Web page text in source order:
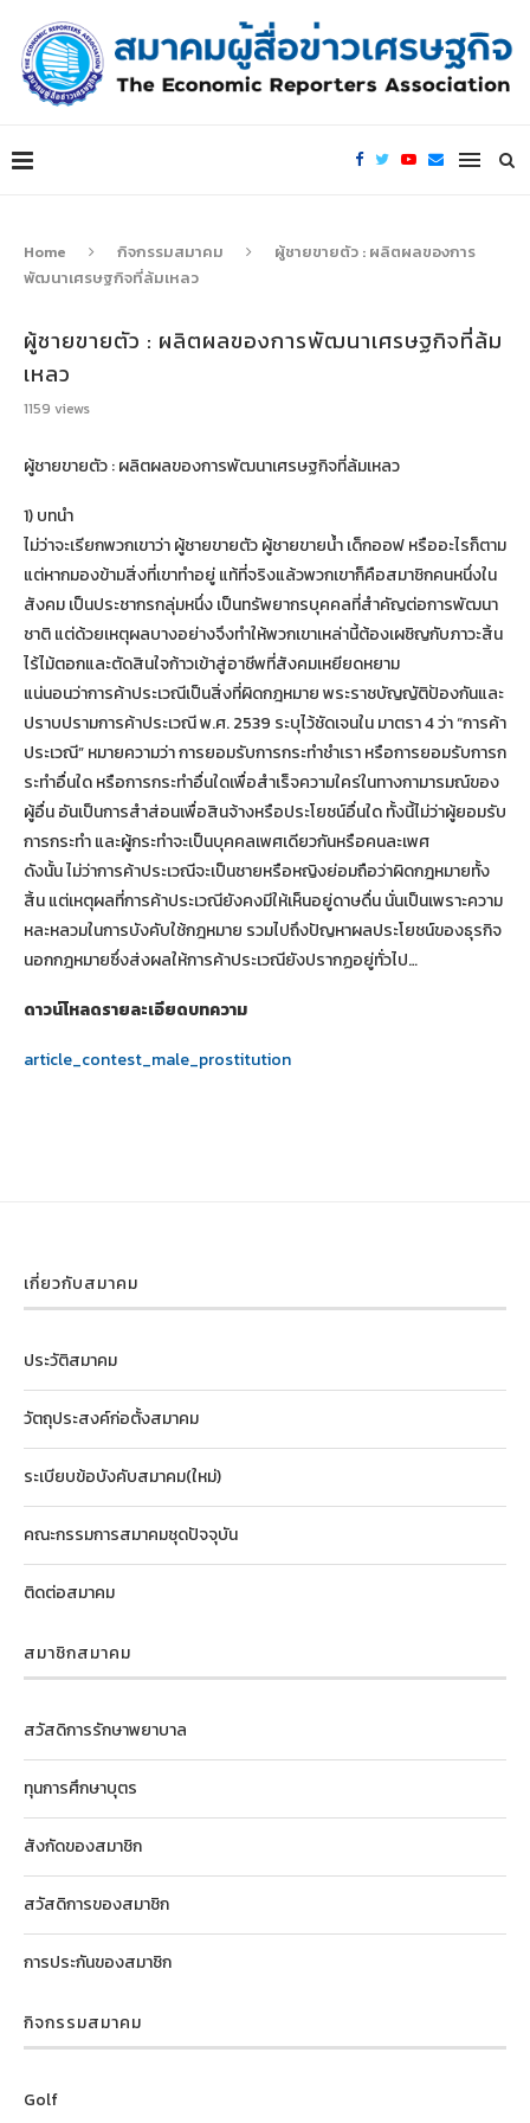
Home กิจกรรมสมาคม
ผู้ชายขายตัว : ผลิตผลของการ
พัฒนาเศรษฐกิจที่ล้มเหลว
ผู้ชายขายตัว : ผลิตผลของการพัฒนาเศรษฐกิจที่ล้ม
เหลว
1159 views
ผู้ชายขายตัว : ผลิตผลของการพัฒนาเศรษฐกิจที่ล้มเหลว
1) บทนำ
ไม่ว่าจะเรียกพวกเขาว่า ผู้ชายขายตัว ผู้ชายขายน้ำ เด็กออฟ หรืออะไรก็ตาม
แต่หากมองข้ามสิ่งที่เขาทำอยู่ แท้ที่จริงแล้วพวกเขาก็คือสมาชิกคนหนึ่งใน
สังคม เป็นประชากรกลุ่มหนึ่ง เป็นทรัพยากรบุคคลที่สำคัญต่อการพัฒนา
ชาติ แต่ด้วยเหตุผลบางอย่างจึงทำให้พวกเขาเหล่านี้ต้องเผชิญกับภาวะสิ้น
ไร้ไม้ตอกและตัดสินใจก้าวเข้าสู่อาชีพที่สังคมเหยียดหยาม
แน่นอนว่าการค้าประเวณีเป็นสิ่งที่ผิดกฎหมาย พระราชบัญญัติป้องกันและ
ปราบปรามการค้าประเวณี พ.ศ. 2539 ระบุไว้ชัดเจนใน มาตรา 4 ว่า “การค้า
ประเวณี” หมายความว่า การยอมรับการกระทำชำเรา หรือการยอมรับการก
ระทำอื่นใด หรือการกระทำอื่นใดเพื่อสำเร็จความใคร่ในทางกามารมณ์ของ
ผู้อื่น อันเป็นการสำส่อนเพื่อสินจ้างหรือประโยชน์อื่นใด ทั้งนี้ไม่ว่าผู้ยอมรับ
การกระทำ และผู้กระทำจะเป็นบุคคลเพศเดียวกันหรือคนละเพศ
ดังนั้น ไม่ว่าการค้าประเวณีจะเป็นชายหรือหญิงย่อมถือว่าผิดกฎหมายทั้ง
สิ้น แต่เหตุผลที่การค้าประเวณียังคงมีให้เห็นอยู่ดาษดื่น นั่นเป็นเพราะความ
หละหลวมในการบังคับใช้กฎหมาย รวมไปถึงปัญหาผลประโยชน์ของธุรกิจ
นอกกฎหมายซึ่งส่งผลให้การค้าประเวณียังปรากฏอยู่ทั่วไป…
ดาวน์โหลดรายละเอียดบทความ
article_contest_male_prostitution
เกี่ยวกับสมาคม
ประวัติสมาคม
วัตถุประสงค์ก่อตั้งสมาคม
ระเบียบข้อบังคับสมาคม(ใหม่)
คณะกรรมการสมาคมชุดปัจจุบัน
ติดต่อสมาคม
สมาชิกสมาคม
สวัสดิการรักษาพยาบาล
ทุนการศึกษาบุตร
สังกัดของสมาชิก
สวัสดิการของสมาชิก
การประกันของสมาชิก
กิจกรรมสมาคม
Golf